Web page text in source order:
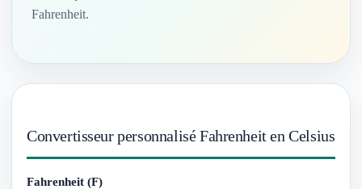
Fahrenheit.
Convertisseur personnalisé Fahrenheit en Celsius
Fahrenheit (F)